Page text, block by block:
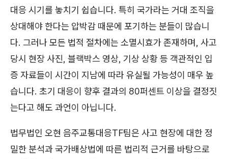
대응 시기를 놓치기 쉽습니다. 특히 국가라는 거대 조직을
상대해야 한다는 압박감 때문에 포기하는 분들이 많습니
다. 그러나 모든 법적 절차에는 소멸시효가 존재하며, 사고
당시 현장 사진, 블랙박스 영상, 기상 상황 등 객관적인 입
증 자료들이 시간이 지남에 따라 유실될 가능성이 매우 높
습니다. 초기 대응이 향후 결과의 80퍼센트 이상을 결정짓
는다고 해도 과언이 아닙니다.
법무법인 오현 음주교통대응TF팀은 사고 현장에 대한 정
밀한 분석과 국가배상법에 따른 법리적 근거를 바탕으로